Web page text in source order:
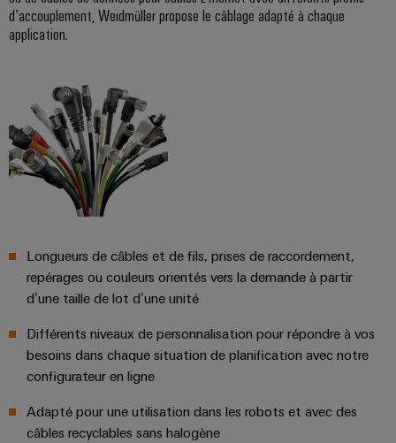
d'énergie
éprouvée
et
distribution
Stabilité
et
sécurité
des
réseaux
modernes
Traitement
de
et
des
usées
Solutions
industrielle
Plateforme
de
services
industriels
easyConnect
Connectivity
Solutions
Workplace
et
accessoires
Outils
d’accouplement, Weidmüller propose le câblage adapté à chaque
application.
Longueurs de câbles et de fils, prises de raccordement,
repérages ou couleurs orientés vers la demande à partir
d’une taille de lot d’une unité
Différents niveaux de personnalisation pour répondre à vos
besoins dans chaque situation de planification avec notre
configurateur en ligne
Adapté pour une utilisation dans les robots et avec des
câbles recyclables sans halogène